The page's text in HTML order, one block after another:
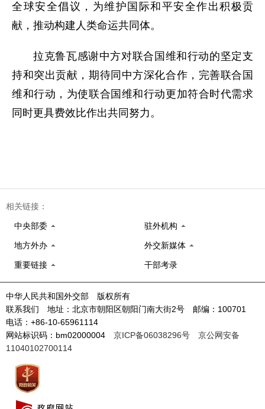
全球安全倡议，为维护国际和平安全作出积极贡
献，推动构建人类命运共同体。
拉克鲁瓦感谢中方对联合国维和行动的坚定支
持和突出贡献，期待同中方深化合作，完善联合国
维和行动，为使联合国维和行动更加符合时代需求
同时更具费效比作出共同努力。
相关链接：
中央部委 驻外机构
地方外办 外交新媒体
重要链接 干部考录
中华人民共和国外交部 版权所有
联系我们 地址：北京市朝阳区朝阳门南大街2号 邮编：100701
电话：+86-10-65961114
网站标识码：bm02000004 京ICP备06038296号
京公网安备
11040102700114